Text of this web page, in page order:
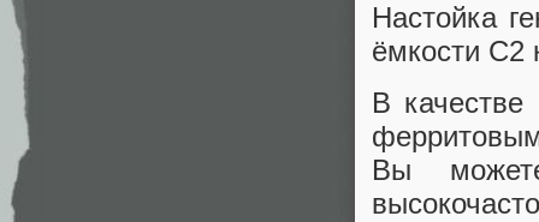
Настойка
ёмкости C2
В качестве
Вы